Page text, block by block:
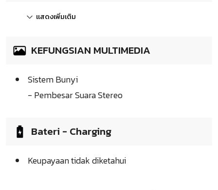
แสดงเพิ่มเติม
KEFUNGSIAN MULTIMEDIA
Sistem Bunyi
- Pembesar Suara Stereo
Bateri - Charging
Keupayaan tidak diketahui